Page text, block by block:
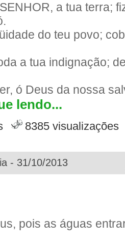
a tua terra;
do teu povo;
a tua indignação;
ó Deus da nossa
lendo...
8385 visualizações
- 31/10/2013
pois as águas